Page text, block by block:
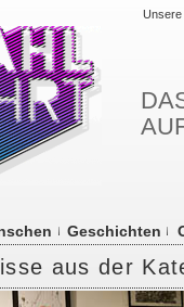
Unsere
Geschichten
aus der